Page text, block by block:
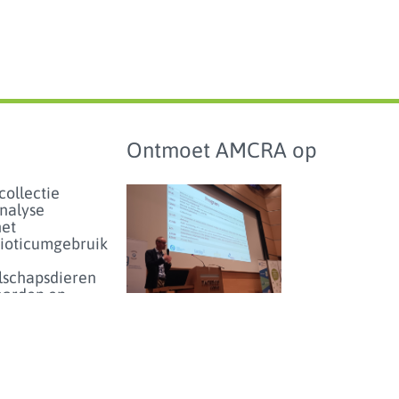
en
Ontmoet AMCRA op